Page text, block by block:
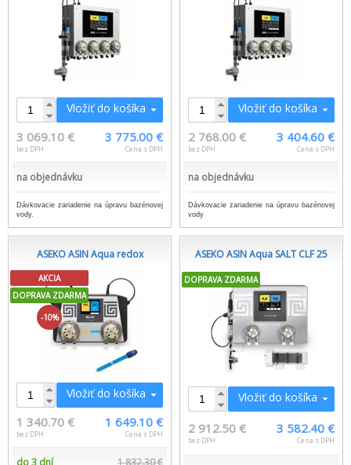
Vložiť do košíka
3 069.10 €
bez DPH
3 775.00 €
Cena s DPH
na objednávku
Dávkovacie zariadenie na úpravu bazénovej
vody.
Vložiť do košíka
2 768.00 €
bez DPH
3 404.60 €
Cena s DPH
na objednávku
Dávkovacie zariadenie na úpravu bazénovej
vody
ASEKO ASIN Aqua redox
AKCIA
DOPRAVA ZDARMA
-10%
Vložiť do košíka
1 340.70 €
bez DPH
1 649.10 €
Cena s DPH
do 3 dní 1 832.30 €
ASEKO ASIN Aqua SALT CLF 25
DOPRAVA ZDARMA
Vložiť do košíka
2 912.50 €
bez DPH
3 582.40 €
Cena s DPH